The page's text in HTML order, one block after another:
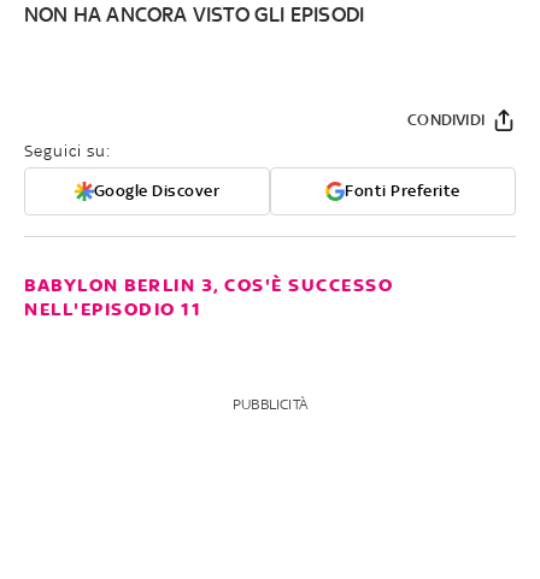
NON HA ANCORA VISTO GLI EPISODI
Seguici su:
Google Discover Fonti Preferite
CONDIVIDI
BABYLON BERLIN 3, COS'È SUCCESSO
NELL'EPISODIO 11
PUBBLICITÀ